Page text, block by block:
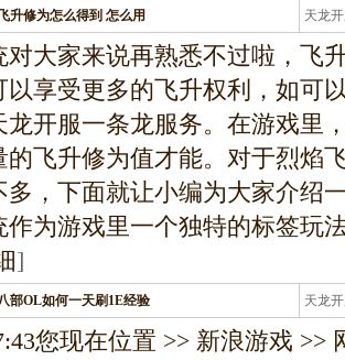
升修为怎么得到 怎么用 天龙
龙
对大家来说再熟悉不过啦，飞
以享受更多的飞升权利，如可
龙开服一条龙服务。在游戏里
的飞升修为值才能。对于烈焰
多，下面就让小编为大家介绍
作为游戏里一个独特的标签玩
]
部OL如何一天刷1E经验 天龙
龙
您现在位置 >> 新浪游戏 >>